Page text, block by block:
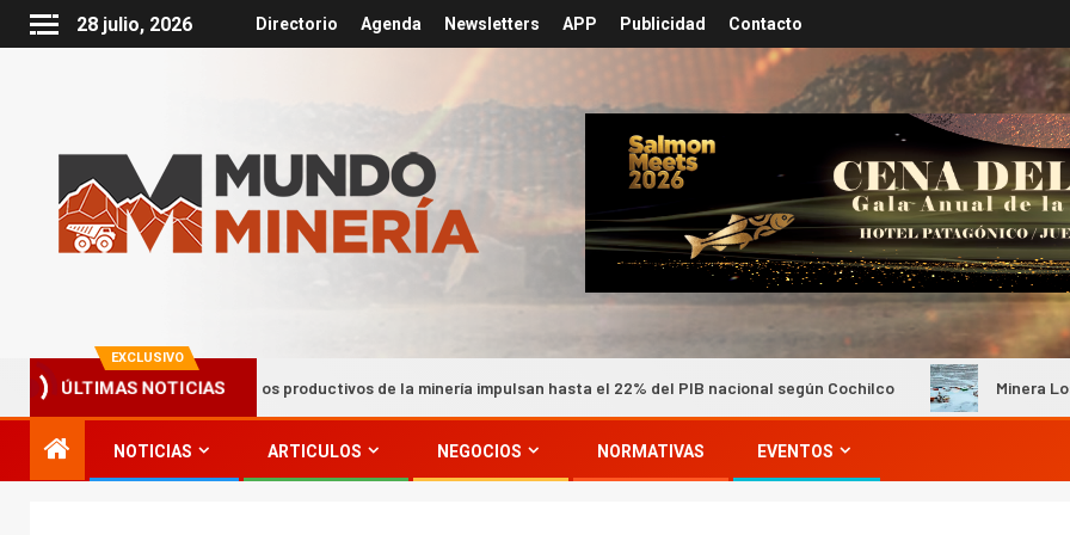
28 julio, 2026 Directorio Agenda Newsletters APP Publicidad Contacto
EXCLUSIVO
ÚLTIMAS NOTICIAS
Encadenamientos productivos de la minería impulsan hasta el 22% del PIB nacional según Cochilco Minera Los Pelambres
NOTICIAS ARTICULOS NEGOCIOS NORMATIVAS EVENTOS